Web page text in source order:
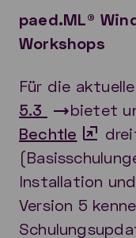
paed.ML®
Workshops
Für die
5.3
bietet
Bechtle
Installation
Version 5